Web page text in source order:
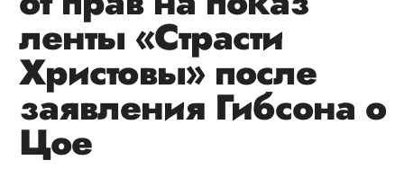
ленты «Страсти
Христовы» после
заявления Гибсона о
Цое